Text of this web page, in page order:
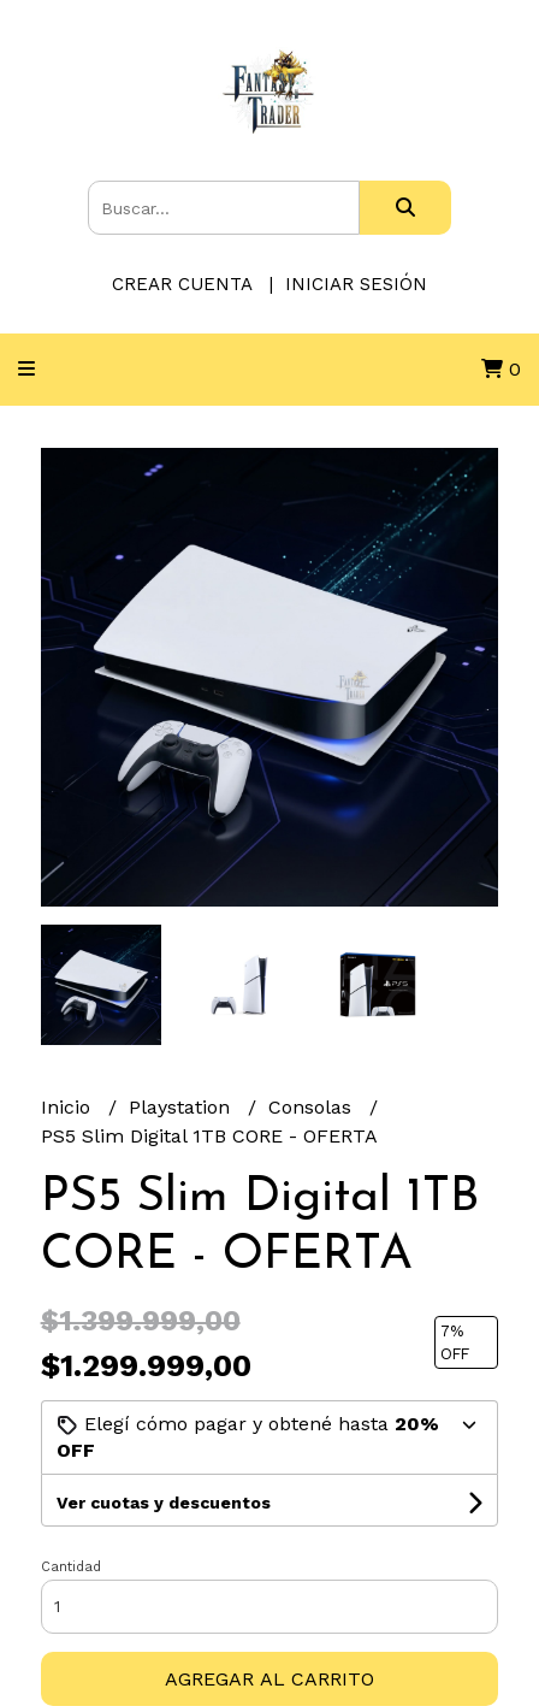
CREAR CUENTA INICIAR SESIÓN
0
Inicio Playstation
Consolas
PS5 Slim Digital 1TB CORE - OFERTA
PS5 Slim Digital 1TB
CORE - OFERTA
$1.399.999,00
$1.299.999,00
7%
OFF
Elegí cómo pagar y obtené hasta 20%
OFF
Ver cuotas y descuentos
Cantidad
AGREGAR AL CARRITO